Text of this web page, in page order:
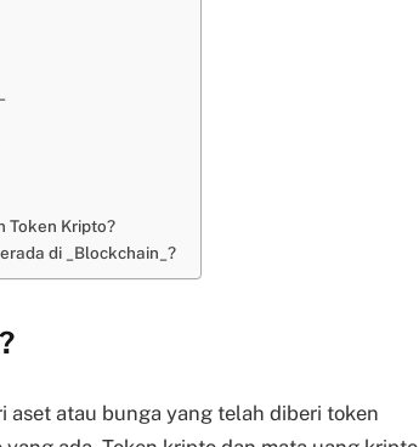
Token Kripto?
di _Blockchain_?
?
aset atau bunga yang telah diberi token